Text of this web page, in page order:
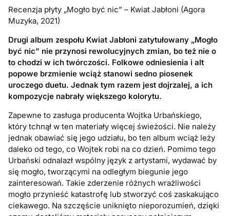
Recenzja płyty „Mogło być nic” – Kwiat Jabłoni (Agora
Muzyka, 2021)
Drugi album zespołu Kwiat Jabłoni zatytułowany „Mogło
być nic” nie przynosi rewolucyjnych zmian, bo też nie o
to chodzi w ich twórczości. Folkowe odniesienia i alt
popowe brzmienie wciąż stanowi sedno piosenek
uroczego duetu. Jednak tym razem jest dojrzalej, a ich
kompozycje nabrały większego kolorytu.
Zapewne to zasługa producenta Wojtka Urbańskiego,
który tchnął w ten materiały więcej świeżości. Nie należy
jednak obawiać się jego udziału, bo ten album wciąż leży
daleko od tego, co Wojtek robi na co dzień. Pomimo tego
Urbański odnalazł wspólny język z artystami, wydawać by
się mogło, tworzącymi na odległym biegunie jego
zainteresowań. Takie zderzenie różnych wrażliwości
mogło przynieść katastrofę lub stworzyć coś zaskakująco
ciekawego. Na szczęście uniknięto nieporozumień, dzięki